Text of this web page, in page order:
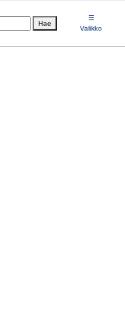
Hae
☰
Valikko